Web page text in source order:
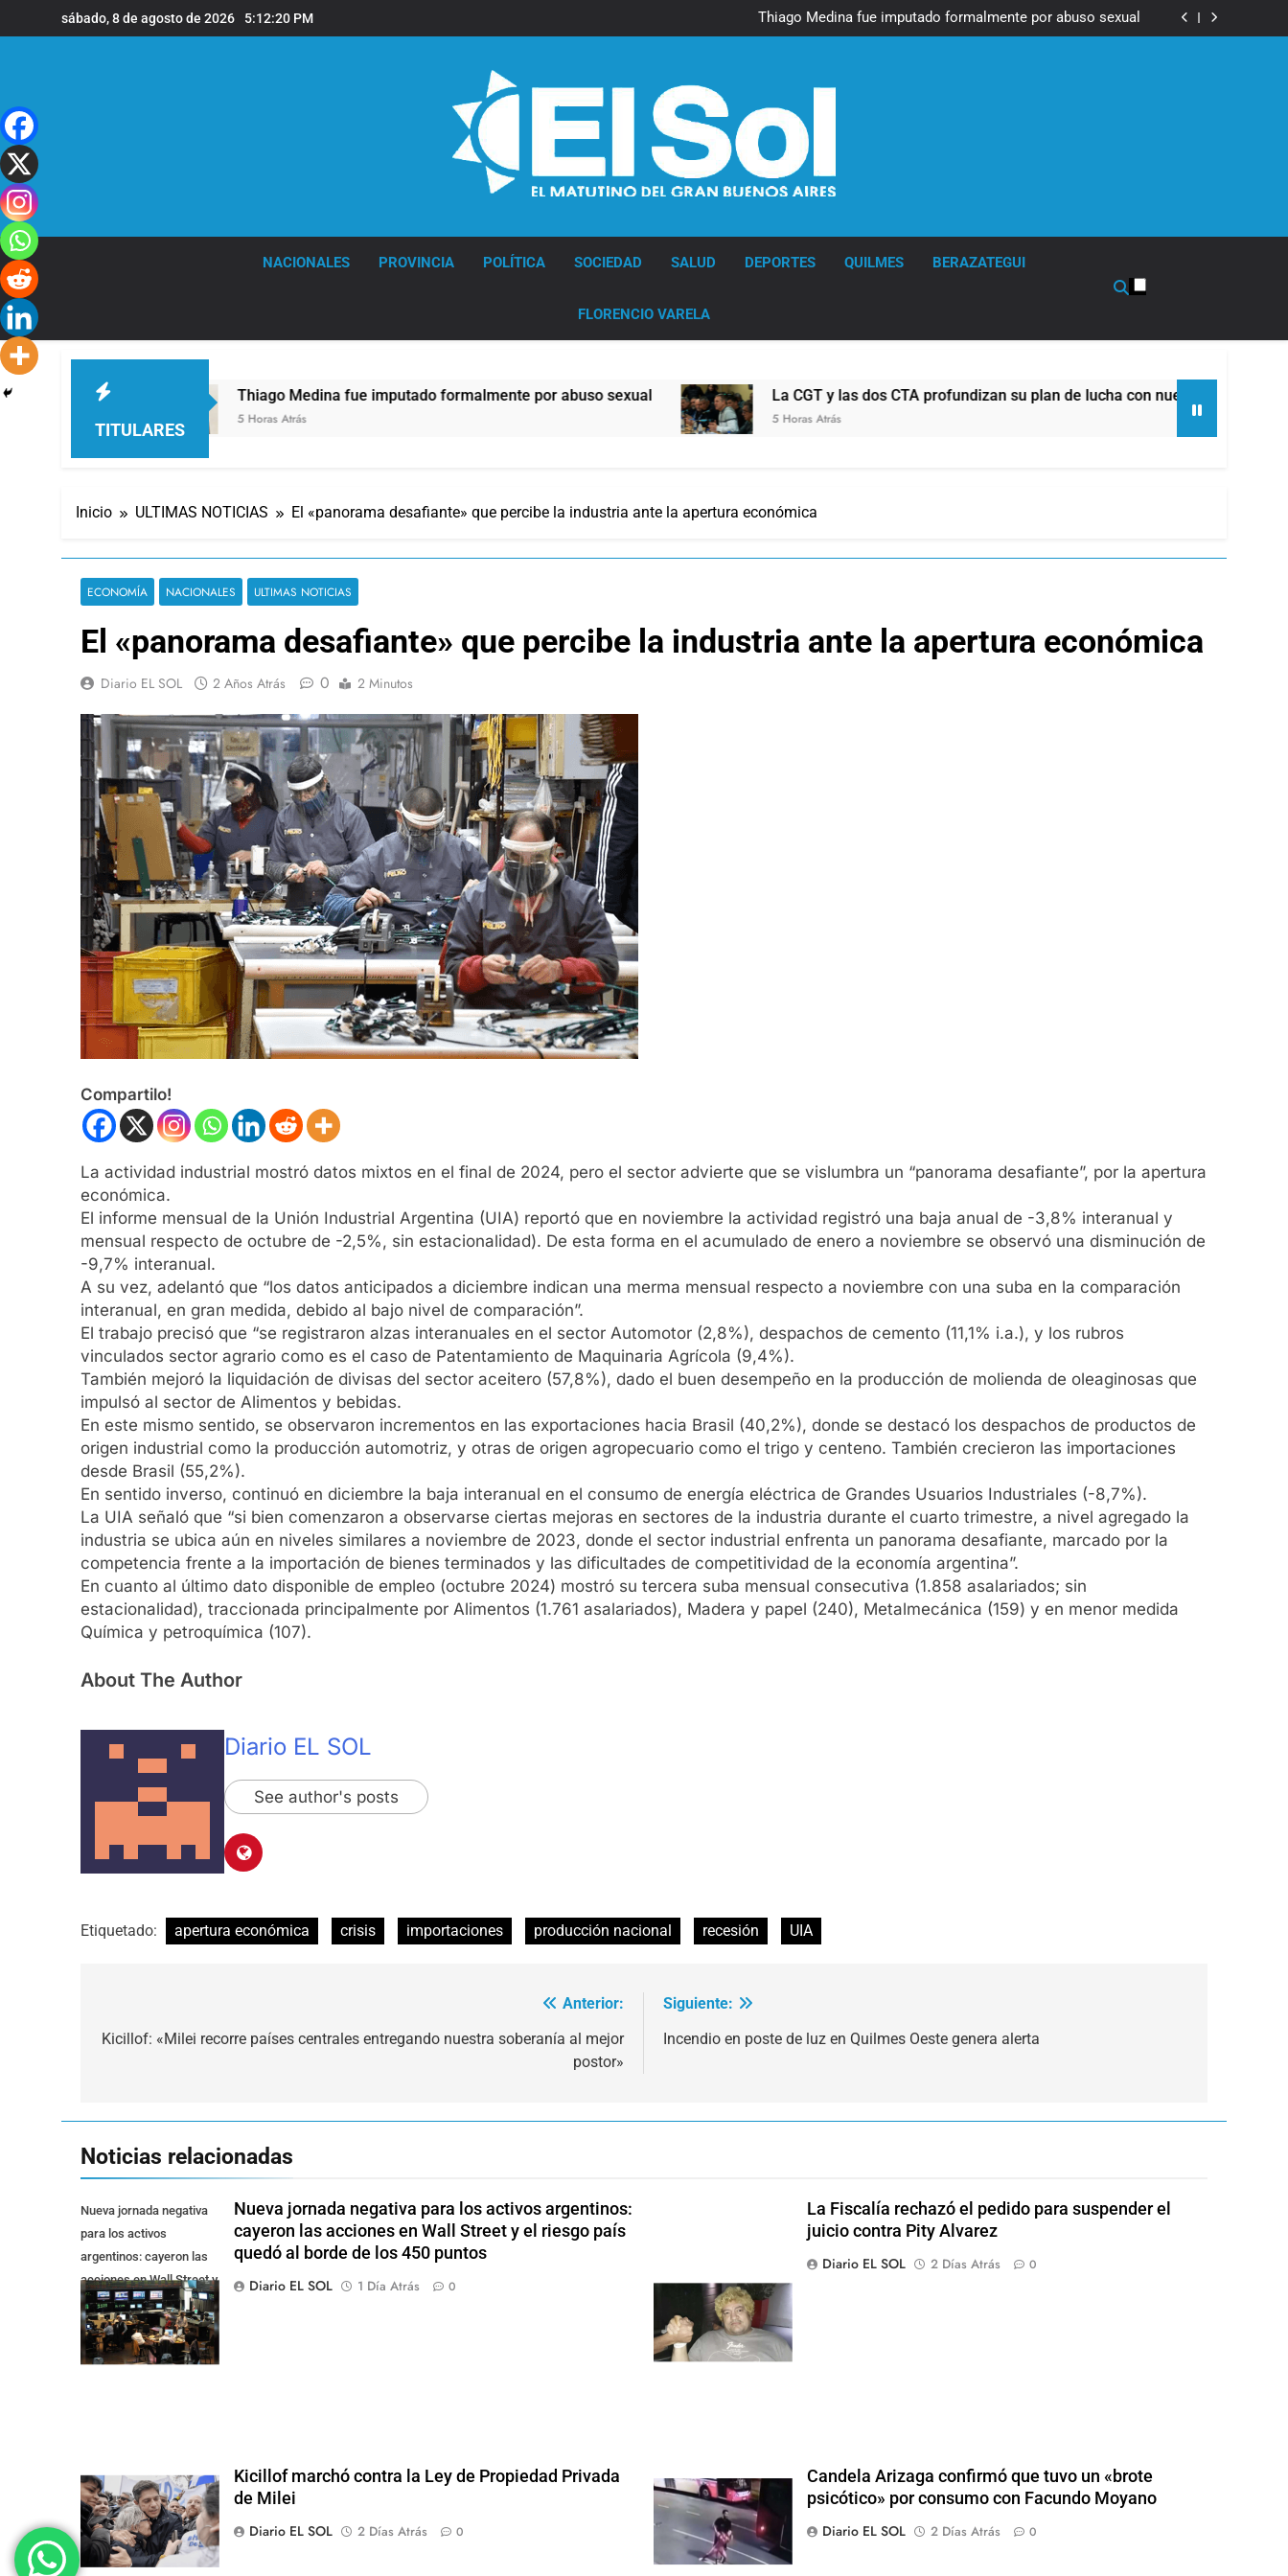
al
sábado, 8 de agosto de 2026 5:12:21 PM
Thiago Medina fue imputado formalmente por abuso sexual
La CGT y las dos CTA profundizan su plan de lucha con nuevas marchas
La CGT y las dos CTA profundizan su plan de lucha con nuevas marchas
NACIONALES PROVINCIA POLÍTICA SOCIEDAD SALUD DEPORTES QUILMES BERAZATEGUI
FLORENCIO VARELA
TITULARES
Thiago Medina fue imputado formalmente por abuso sexual
5 Horas Atrás
La CGT y las dos CTA profundizan su plan de lucha con nuevas marchas contra el
5 Horas Atrás
Inicio ULTIMAS NOTICIAS El «panorama desafiante» que percibe la industria ante la apertura económica
ECONOMÍA NACIONALES ULTIMAS NOTICIAS
El «panorama desafiante» que percibe la industria ante la apertura económica
Diario EL SOL 2 Años Atrás 0 2 Minutos
Compartilo!
La actividad industrial mostró datos mixtos en el final de 2024, pero el sector advierte que se vislumbra un “panorama desafiante”, por la apertura
económica.
El informe mensual de la Unión Industrial Argentina (UIA) reportó que en noviembre la actividad registró una baja anual de -3,8% interanual y
mensual respecto de octubre de -2,5%, sin estacionalidad). De esta forma en el acumulado de enero a noviembre se observó una disminución de
-9,7% interanual.
A su vez, adelantó que “los datos anticipados a diciembre indican una merma mensual respecto a noviembre con una suba en la comparación
interanual, en gran medida, debido al bajo nivel de comparación”.
El trabajo precisó que “se registraron alzas interanuales en el sector Automotor (2,8%), despachos de cemento (11,1% i.a.), y los rubros
vinculados sector agrario como es el caso de Patentamiento de Maquinaria Agrícola (9,4%).
También mejoró la liquidación de divisas del sector aceitero (57,8%), dado el buen desempeño en la producción de molienda de oleaginosas que
impulsó al sector de Alimentos y bebidas.
En este mismo sentido, se observaron incrementos en las exportaciones hacia Brasil (40,2%), donde se destacó los despachos de productos de
origen industrial como la producción automotriz, y otras de origen agropecuario como el trigo y centeno. También crecieron las importaciones
desde Brasil (55,2%).
En sentido inverso, continuó en diciembre la baja interanual en el consumo de energía eléctrica de Grandes Usuarios Industriales (-8,7%).
La UIA señaló que “si bien comenzaron a observarse ciertas mejoras en sectores de la industria durante el cuarto trimestre, a nivel agregado la
industria se ubica aún en niveles similares a noviembre de 2023, donde el sector industrial enfrenta un panorama desafiante, marcado por la
competencia frente a la importación de bienes terminados y las dificultades de competitividad de la economía argentina”.
En cuanto al último dato disponible de empleo (octubre 2024) mostró su tercera suba mensual consecutiva (1.858 asalariados; sin
estacionalidad), traccionada principalmente por Alimentos (1.761 asalariados), Madera y papel (240), Metalmecánica (159) y en menor medida
Química y petroquímica (107).
About The Author
Diario EL SOL
See author's posts
Etiquetado: apertura económica crisis importaciones producción nacional recesión UIA
de
Anterior:
Kicillof: «Milei recorre países centrales entregando nuestra soberanía al mejor
postor»
Siguiente:
Incendio en poste de luz en Quilmes Oeste genera alerta
Noticias relacionadas
Nueva jornada negativa
para los activos
argentinos: cayeron las
acciones en Wall Street y
el riesgo país quedó al
borde de los 450 punt
Nueva jornada negativa para los activos argentinos:
cayeron las acciones en Wall Street y el riesgo país
quedó al borde de los 450 puntos
Diario EL SOL
1 Día Atrás 0
La Fiscalía rechazó el pedido para suspender el
juicio contra Pity Alvarez
Diario EL SOL
2 Días Atrás 0
Kicillof marchó contra la Ley de Propiedad Privada
de Milei
Diario EL SOL
2 Días Atrás 0
Candela Arizaga confirmó que tuvo un «brote
psicótico» por consumo con Facundo Moyano
Diario EL SOL
2 Días Atrás 0